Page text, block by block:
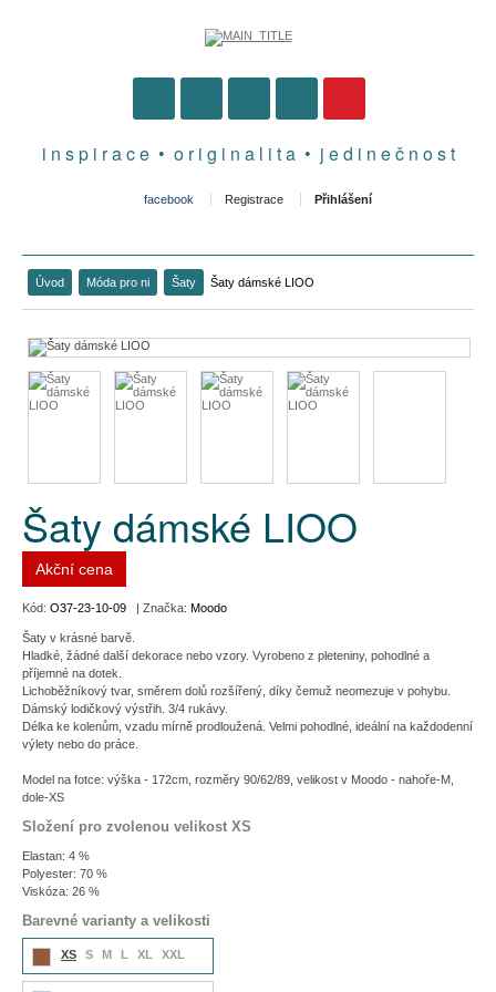
i n s p i r a c e • o r i g i n a l i t a • j e d i n e č n o s t
facebook Registrace Přihlášení
Úvod Móda pro ni Šaty Šaty dámské LIOO
Šaty dámské LIOO
Akční cena
Kód: O37-23-10-09 | Značka: Moodo
Šaty v krásné barvě.
Hladké, žádné další dekorace nebo vzory. Vyrobeno z pleteniny, pohodlné a
příjemné na dotek.
Lichoběžníkový tvar, směrem dolů rozšířený, díky čemuž neomezuje v pohybu.
Dámský lodičkový výstřih. 3/4 rukávy.
Délka ke kolenům, vzadu mírně prodloužená. Velmi pohodlné, ideální na každodenní
výlety nebo do práce.
Model na fotce: výška - 172cm, rozměry 90/62/89, velikost v Moodo - nahoře-M,
dole-XS
Složení pro zvolenou velikost XS
Elastan: 4 %
Polyester: 70 %
Viskóza: 26 %
Barevné varianty a velikosti
XS S M L XL XXL